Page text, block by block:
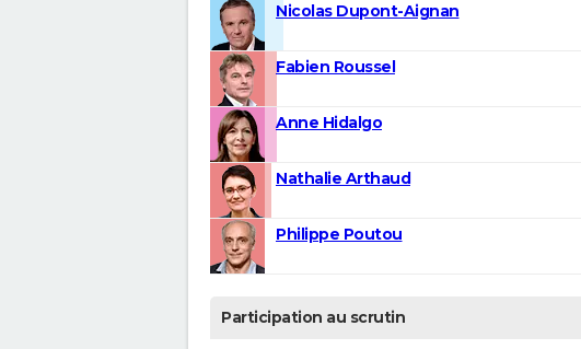
Nicolas Dupont-Aignan
Fabien Roussel
Anne Hidalgo
Nathalie Arthaud
Philippe Poutou
Participation au scrutin